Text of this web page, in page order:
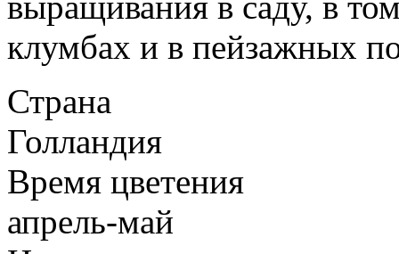
клумбах и в пейзажных
Страна
Голландия
Время цветения
апрель-май